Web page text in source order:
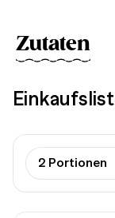
Zutaten